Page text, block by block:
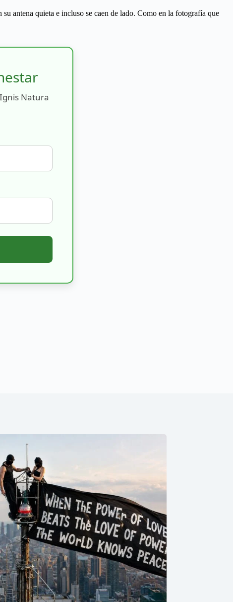
antena quieta e incluso se caen de lado. Como en la fotografía que
Natura